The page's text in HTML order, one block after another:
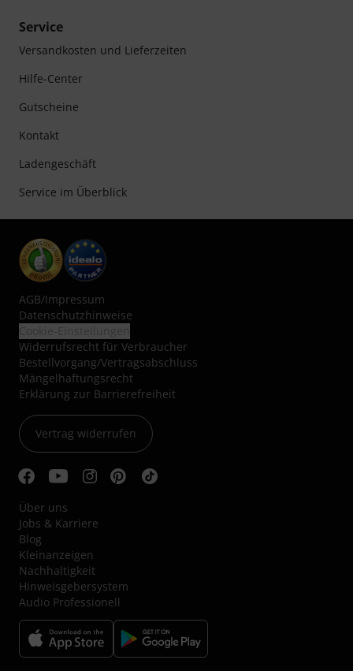
Service
Versandkosten und Lieferzeiten
Hilfe-Center
Gutscheine
Kontakt
Ladengeschäft
Service im Überblick
AGB/Impressum
Datenschutzhinweise
Widerrufsrecht für Verbraucher
Bestellvorgang/Vertragsabschluss
Mängelhaftungsrecht
Erklärung zur Barrierefreiheit
Vertrag widerrufen
Über uns
Jobs & Karriere
Blog
Kleinanzeigen
Nachhaltigkeit
Hinweisgebersystem
Audio Professionell